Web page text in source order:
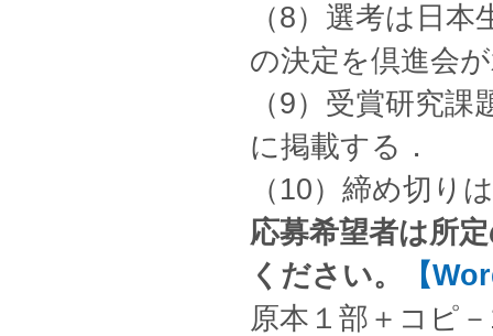
（8）選考は日
の決定を倶進会
（9）受賞研究
に掲載する．
（10）締め切り
応募希望者は所
ください。
【
原本１部＋コピ